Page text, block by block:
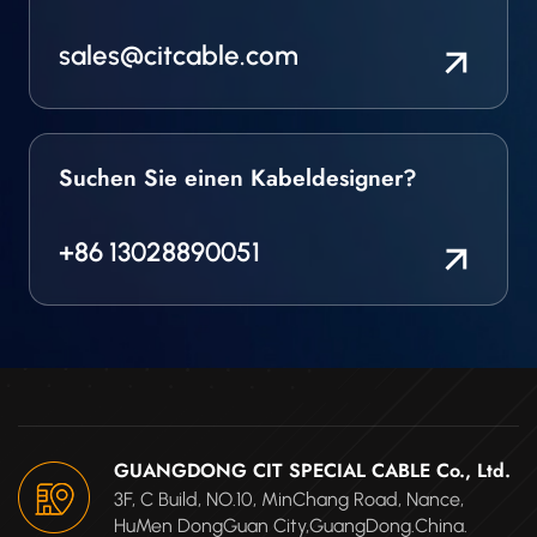
entwickelt, hergestellt
freigegeben, um die
erfüllen.
sales@citcable.com
Suchen Sie einen Kabeldesigner?
+86 13028890051
GUANGDONG CIT SPECIAL CABLE Co., Ltd.
3F, C Build, NO.10, MinChang Road, Nance,
HuMen DongGuan City,GuangDong.China.